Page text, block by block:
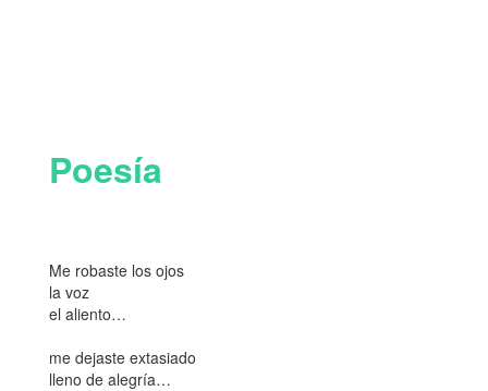
Poesía
Me robaste los ojos
la voz
el aliento…
me dejaste extasiado
lleno de alegría…